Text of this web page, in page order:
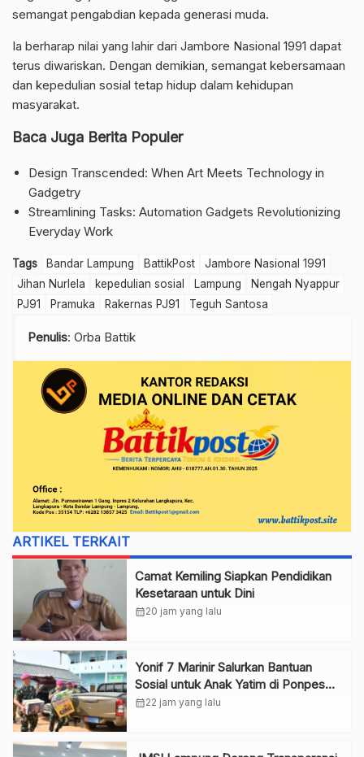
semangat pengabdian kepada generasi muda.
Ia berharap nilai yang lahir dari Jambore Nasional 1991 dapat
terus diwariskan. Dengan demikian, semangat kebersamaan
dan kepedulian sosial tetap hidup dalam kehidupan
masyarakat.
Baca Juga Berita Populer
Design Transcended: When Art Meets Technology in
Gadgetry
Streamlining Tasks: Automation Gadgets Revolutionizing
Everyday Work
Tags Bandar Lampung BattikPost
Jambore Nasional 1991
Jihan Nurlela
kepedulian sosial Lampung
Nengah Nyappur
PJ91
Pramuka Rakernas PJ91 Teguh Santosa
Penulis: Orba Battik
ARTIKEL TERKAIT
Camat Kemiling Siapkan Pendidikan
Kesetaraan untuk Dini
calendar_month20 jam yang lalu
Yonif 7 Marinir Salurkan Bantuan
Sosial untuk Anak Yatim di Ponpes
Nurul Huda
calendar_month22 jam yang lalu